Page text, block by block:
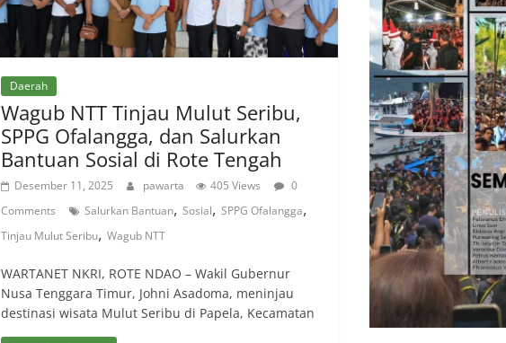
Daerah
Wagub NTT Tinjau Mulut Seribu,
SPPG Ofalangga, dan Salurkan
Bantuan Sosial di Rote Tengah
Desember 11, 2025 pawarta 405 Views
0
Comments
Salurkan Bantuan,Sosial,SPPG Ofalangga,
Tinjau Mulut Seribu,Wagub NTT
WARTANET NKRI, ROTE NDAO – Wakil Gubernur
Nusa Tenggara Timur, Johni Asadoma, meninjau
destinasi wisata Mulut Seribu di Papela, Kecamatan